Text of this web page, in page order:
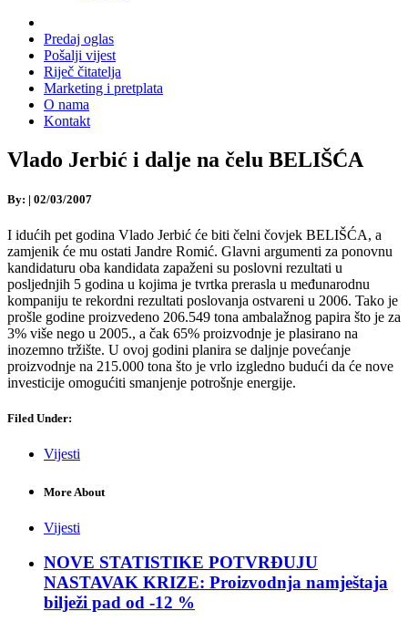
Predaj oglas
Pošalji vijest
Riječ čitatelja
Marketing i pretplata
O nama
Kontakt
Vlado Jerbić i dalje na čelu BELIŠĆA
By: | 02/03/2007
I idućih pet godina Vlado Jerbić će biti čelni čovjek BELIŠĆA, a
zamjenik će mu ostati Jandre Romić. Glavni argumenti za ponovnu
kandidaturu oba kandidata zapaženi su poslovni rezultati u
posljednjih 5 godina u kojima je tvrtka prerasla u međunarodnu
kompaniju te rekordni rezultati poslovanja ostvareni u 2006. Tako je
prošle godine proizvedeno 206.549 tona ambalažnog papira što je za
3% više nego u 2005., a čak 65% proizvodnje je plasirano na
inozemno tržište. U ovoj godini planira se daljnje povećanje
proizvodnje na 215.000 tona što je vrlo izgledno budući da će nove
investicije omogućiti smanjenje potrošnje energije.
Filed Under:
Vijesti
More About
Vijesti
NOVE STATISTIKE POTVRĐUJU
NASTAVAK KRIZE: Proizvodnja namještaja
bilježi pad od -12 %